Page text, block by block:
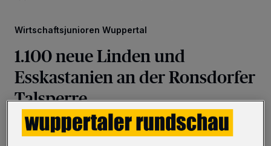
Wirtschaftsjunioren Wuppertal
1.100 neue Linden und
Esskastanien an der Ronsdorfer
Talsperre
Wuppertal ·Die Wirtschaftsjunioren Wuppertal (WJW)